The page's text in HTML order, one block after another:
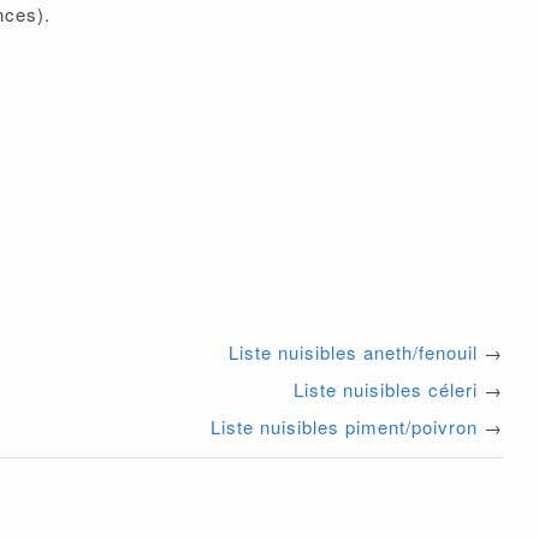
Liste nuisibles aneth/fenouil →
Liste nuisibles céleri →
Liste nuisibles piment/poivron →